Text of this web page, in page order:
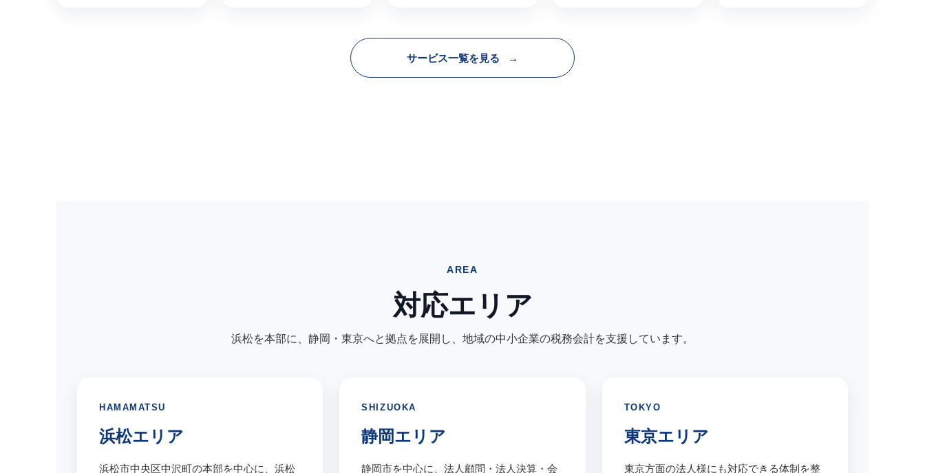
サービス一覧を見る
AREA
対応エリア
浜松を本部に、静岡・東京へと拠点を展開し、地域の中小企業の税務会計を支援しています。
HAMAMATSU
浜松エリア
浜松市中央区中沢町の本部を中心に、浜松
SHIZUOKA
静岡エリア
静岡市を中心に、法人顧問・法人決算・会
TOKYO
東京エリア
東京方面の法人様にも対応できる体制を整